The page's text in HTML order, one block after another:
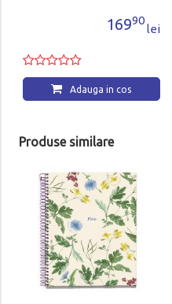
Adauga in cos
Produse similare